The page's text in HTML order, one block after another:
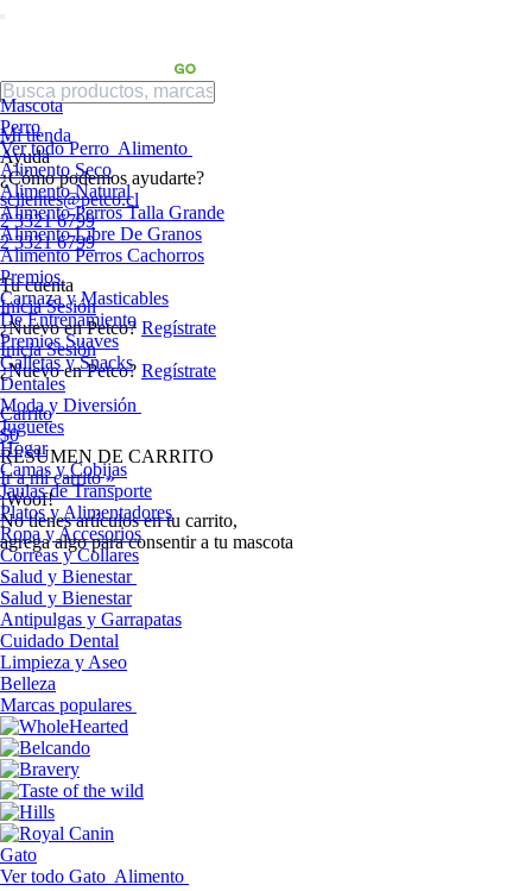
Mi tienda
Ayuda
¿Cómo podemos ayudarte?
sclientes@petco.cl
2 3321 6799
2 3321 6799
Tu cuenta
Inicia Sesión
¿Nuevo en Petco? Regístrate
Inicia Sesión
¿Nuevo en Petco? Regístrate
Carrito
$0
RESUMEN DE CARRITO
Ir a mi carrito »
¡Woof!
No tíenes artículos en tu carrito,
agrega algo para consentir a tu mascota
Mascota
Perro
Ver todo Perro Alimento
Alimento Seco
Alimento Natural
Alimento Perros Talla Grande
Alimento Libre De Granos
Alimento Perros Cachorros
Premios
Carnaza y Masticables
De Entrenamiento
Premios Suaves
Galletas y Snacks
Dentales
Moda y Diversión
Juguetes
Hogar
Camas y Cobijas
Jaulas de Transporte
Platos y Alimentadores
Ropa y Accesorios
Correas y Collares
Salud y Bienestar
Salud y Bienestar
Antipulgas y Garrapatas
Cuidado Dental
Limpieza y Aseo
Belleza
Marcas populares
Gato
Ver todo Gato Alimento